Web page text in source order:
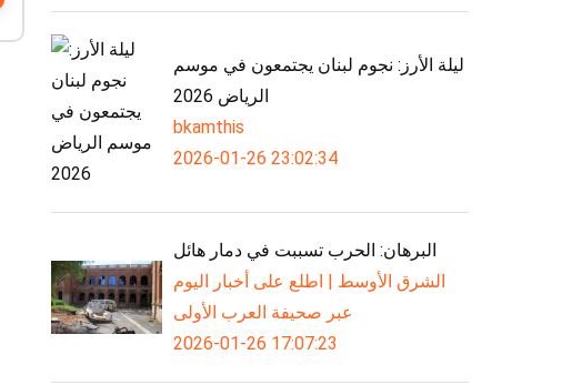
ليلة الأرز: نجوم لبنان يجتمعون في موسم
الرياض 2026
bkamthis
2026-01-26 23:02:34
البرهان: الحرب تسببت في دمار هائل
الشرق الأوسط | اطلع على أخبار اليوم
عبر صحيفة العرب الأولى
2026-01-26 17:07:23